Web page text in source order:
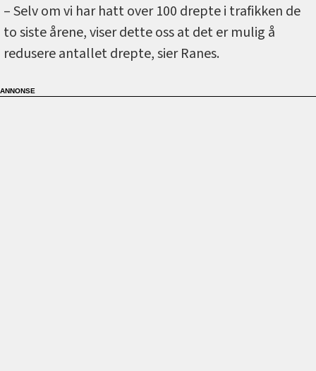
– Selv om vi har hatt over 100 drepte i trafikken de
to siste årene, viser dette oss at det er mulig å
redusere antallet drepte, sier Ranes.